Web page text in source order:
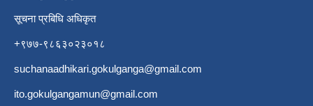
सूचना प्रबिधि अधिकृत
+९७७-९८६३०२३०१८
suchanaadhikari.gokulganga@gmail.com
ito.gokulgangamun@gmail.com